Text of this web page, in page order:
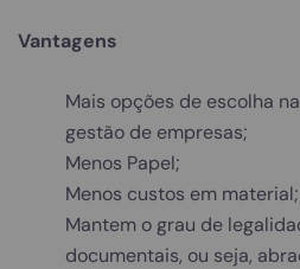
Vantagens
Mais opções de escolha
gestão de empresas;
Menos Papel;
Menos custos em material;
Mantem o grau de
documentais, ou seja,